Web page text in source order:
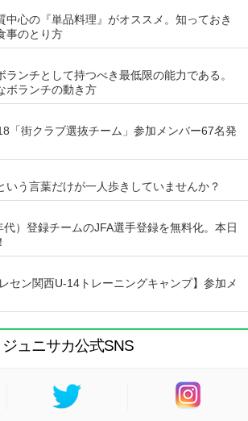
中心の『単品料理』がオススメ。知っておき
事のとり方
ランチとして持つべき最低限の能力である。
ボランチの動き方
「街クラブ選抜チーム」参加メンバー67名発
いう言葉だけが一人歩きしていませんか？
）登録チームのJFA選手登録を無料化。本日
セン関西U-14トレーニングキャンプ】参加メ
ジュニサカ公式SNS